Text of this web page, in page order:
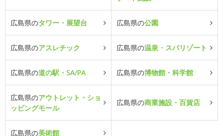
広島県のタワー・展望台 広島県の公園
広島県のアスレチック 広島県の温泉・スパリゾート
広島県の道の駅・SA/PA 広島県の博物館・科学館
広島県のアウトレット・ショ
ッピングモール
広島県の商業施設・百貨店
広島県の美術館